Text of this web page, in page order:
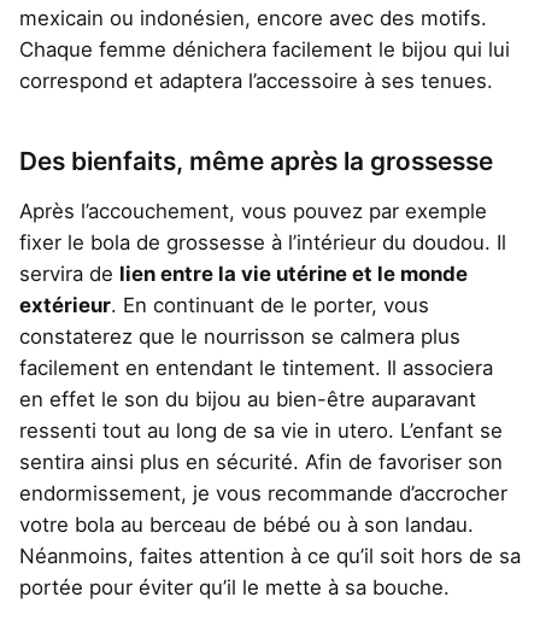
mexicain ou indonésien, encore avec des motifs.
Chaque femme dénichera facilement le bijou qui lui
correspond et adaptera l’accessoire à ses tenues.
Des bienfaits, même après la grossesse
Après l’accouchement, vous pouvez par exemple
fixer le bola de grossesse à l’intérieur du doudou. Il
servira de lien entre la vie utérine et le monde
extérieur. En continuant de le porter, vous
constaterez que le nourrisson se calmera plus
facilement en entendant le tintement. Il associera
en effet le son du bijou au bien-être auparavant
ressenti tout au long de sa vie in utero. L’enfant se
sentira ainsi plus en sécurité. Afin de favoriser son
endormissement, je vous recommande d’accrocher
votre bola au berceau de bébé ou à son landau.
Néanmoins, faites attention à ce qu’il soit hors de sa
portée pour éviter qu’il le mette à sa bouche.